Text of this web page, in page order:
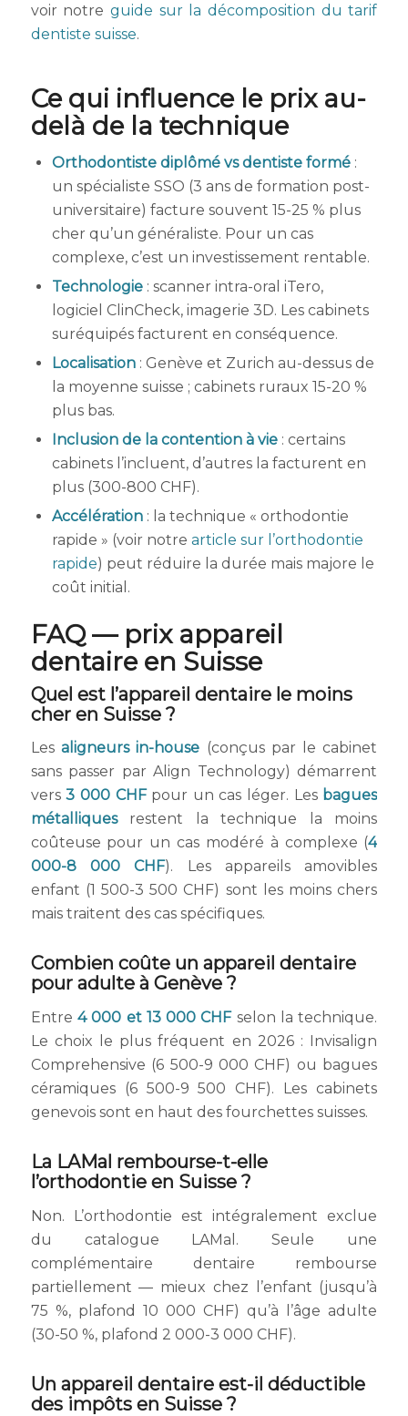
voir notre guide sur la décomposition du tarif
dentiste suisse.
Ce qui influence le prix au-
delà de la technique
Orthodontiste diplômé vs dentiste formé:
un spécialiste SSO (3 ans de formation post-
universitaire) facture souvent 15-25 % plus
cher qu’un généraliste. Pour un cas
complexe, c’est un investissement rentable.
Technologie: scanner intra-oral iTero,
logiciel ClinCheck, imagerie 3D. Les cabinets
suréquipés facturent en conséquence.
Localisation: Genève et Zurich au-dessus de
la moyenne suisse ; cabinets ruraux 15-20 %
plus bas.
Inclusion de la contention à vie: certains
cabinets l’incluent, d’autres la facturent en
plus (300-800 CHF).
Accélération: la technique « orthodontie
rapide » (voir notre article sur l’orthodontie
rapide) peut réduire la durée mais majore le
coût initial.
FAQ — prix appareil
dentaire en Suisse
Quel est l’appareil dentaire le moins
cher en Suisse ?
Les aligneurs in-house (conçus par le cabinet
sans passer par Align Technology) démarrent
vers3 000 CHFpour un cas léger. Les bagues
métalliquesrestent la technique la moins
coûteuse pour un cas modéré à complexe (4
000-8 000 CHF). Les appareils amovibles
enfant (1 500-3 500 CHF) sont les moins chers
mais traitent des cas spécifiques.
Combien coûte un appareil dentaire
pour adulte à Genève ?
Entre 4 000 et 13 000 CHFselon la technique.
Le choix le plus fréquent en 2026 : Invisalign
Comprehensive (6 500-9 000 CHF) ou bagues
céramiques (6 500-9 500 CHF). Les cabinets
genevois sont en haut des fourchettes suisses.
La LAMal rembourse-t-elle
l’orthodontie en Suisse ?
Non. L’orthodontie est intégralement exclue
du catalogue LAMal. Seule une
complémentaire dentaire rembourse
partiellement — mieux chez l’enfant (jusqu’à
75 %, plafond 10 000 CHF) qu’à l’âge adulte
(30-50 %, plafond 2 000-3 000 CHF).
Un appareil dentaire est-il déductible
des impôts en Suisse ?